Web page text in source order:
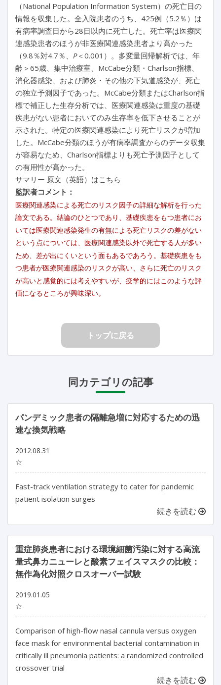
（National Population Information System）の死亡日の
情報を収集した。全入院患者のうち、425例（5.2％）は
有病率調査日から28日以内に死亡した。死亡率は医療関
連感染患者のほうが非医療関連感染患者より高かった
（9.8％対4.7％、 P＜0.001）。多変量回帰解析では、年
齢＞65歳、集中治療室、McCabe分類・Charlson指標、
消化器感染、および肺炎・その他の下気道感染が、死亡
の独立予測因子であった。McCabe分類またはCharlson指
標で補正した生存分析では、医療関連感染は重度の基礎
疾患がない患者においてのみ生存率を低下させることが
示された。特定の医療関連感染により死亡リスクが増加
した。McCabe分類のほうが有病率調査からのデータ収集
が容易なため、Charlson指標よりも死亡予測因子として
の有用性が高かった。
サマリー 原文（英語）はこちら
監訳者コメント：
医療関連感染による死亡のリスク因子の詳細な解析を行った
論文である。結論のひとつであり、基礎疾患をもつ患者にお
いては医療関連感染発生の有無による死亡リスクの差がない
という点については、医療関連感染以外で死亡する人が多い
ため、差が出にくいという面もあるであろう。基礎疾患をも
つ患者が医療関連感染のリスクが高い、さらに死亡のリスク
が高いと感覚的には考えやすいが、疫学的にはこのような評
価になるところが興味深い。
トップに戻る
同カテゴリの記事
パンデミック患者の隔離急増に対応するための迅
速な換気戦略
2012.08.31
☆
Fast-track ventilation strategy to cater for pandemic
patient isolation surges
続きを読む
重症肺炎患者における環境細菌汚染に対する高流
量式鼻カニューレと酸素フェイスマスクの比較：
無作為化対照クロスオーバー試験
2019.01.05
☆
Comparison of high-flow nasal cannula versus oxygen
face mask for environmental bacterial contamination in
critically ill pneumonia patients: a randomized controlled
crossover trial
続きを読む